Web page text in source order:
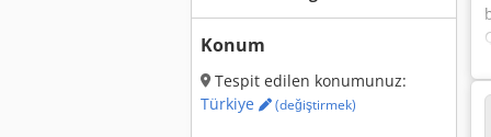
Konum
Tespit edilen konumunuz:
Türkiye
(değiştirmek)